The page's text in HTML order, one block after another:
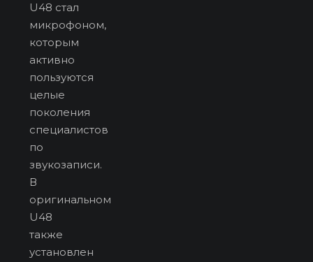
U48 стал
микрофоном,
которым
активно
пользуются
целые
поколения
специалистов
по
звукозаписи.
В
оригинальном
U48
также
установлен